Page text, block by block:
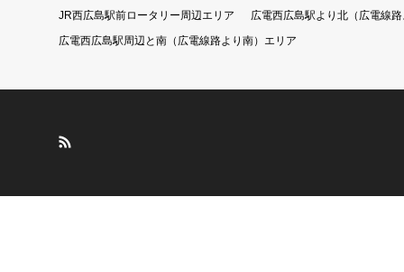
JR西広島駅前ロータリー周辺エリア
広電西広島駅より北（広電線
広電西広島駅周辺と南（広電線路より南）エリア